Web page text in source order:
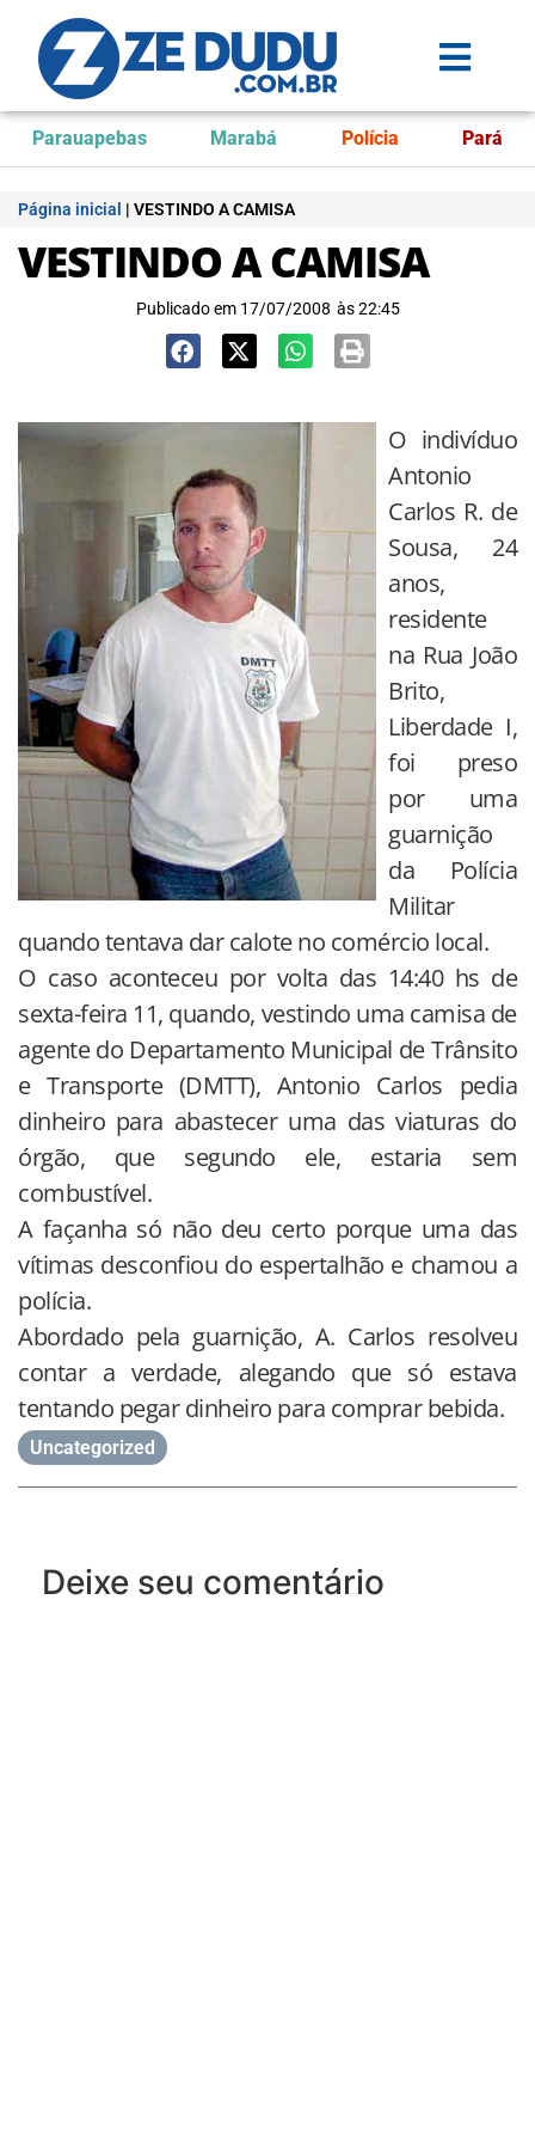
Parauapebas Marabá Polícia Pará
Página inicial | VESTINDO A CAMISA
VESTINDO A CAMISA
Publicado em 17/07/2008 às 22:45
O indivíduo
Antonio
Carlos R. de
Sousa, 24
anos,
residente
na Rua João
Brito,
Liberdade I,
foi preso
por uma
guarnição
da Polícia
Militar
quando tentava dar calote no comércio local.
O caso aconteceu por volta das 14:40 hs de
sexta-feira 11, quando, vestindo uma camisa de
agente do Departamento Municipal de Trânsito
e Transporte (DMTT), Antonio Carlos pedia
dinheiro para abastecer uma das viaturas do
órgão, que segundo ele, estaria sem
combustível.
A façanha só não deu certo porque uma das
vítimas desconfiou do espertalhão e chamou a
polícia.
Abordado pela guarnição, A. Carlos resolveu
contar a verdade, alegando que só estava
tentando pegar dinheiro para comprar bebida.
Uncategorized
Deixe seu comentário